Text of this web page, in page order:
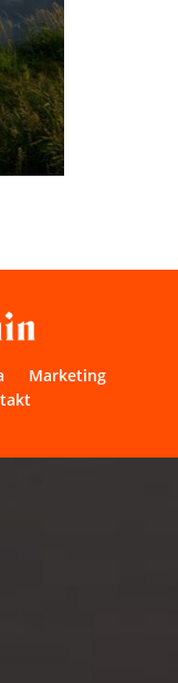
Marketing